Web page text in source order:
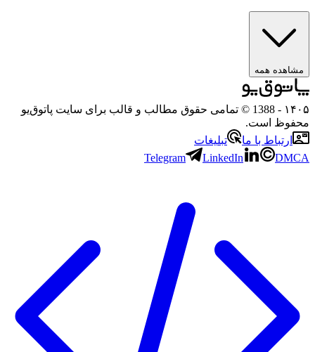
مشاهده همه
۱۴۰۵
- 1388 © تمامی حقوق مطالب و قالب برای سایت پاتوق‌یو
محفوظ است.
ارتباط با ما
تبلیغات
Telegram
LinkedIn DMCA